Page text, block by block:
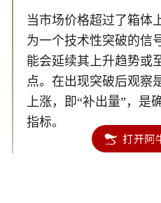
当市场价格超过了箱体
为一个技术性突破的信
能会延续其上升趋势或
点。在出现突破后观察
上涨，即“补出量”，是
指标。